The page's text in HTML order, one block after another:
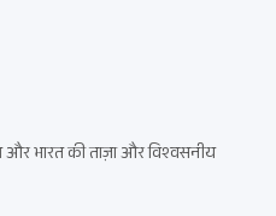
भारत की ताज़ा और विश्वसनीय